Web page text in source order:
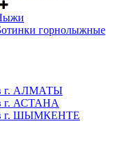
горнолыжные
г. АЛМАТЫ
АСТАНА
г. ШЫМКЕНТЕ